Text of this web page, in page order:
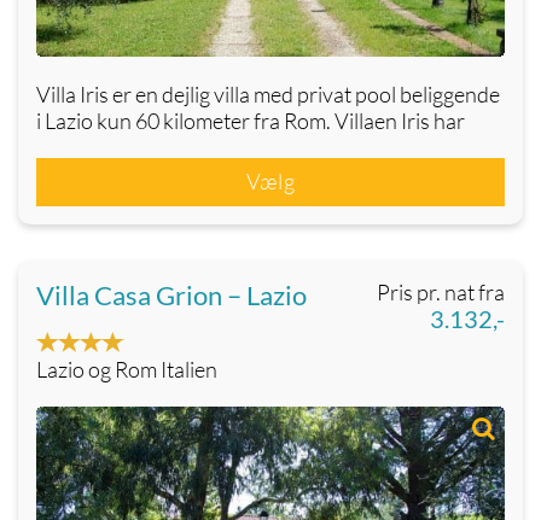
Villa Iris er en dejlig villa med privat pool beliggende
i Lazio kun 60 kilometer fra Rom. Villaen Iris har
Vælg
Pris pr. nat fra
3.132,-
Villa Casa Grion – Lazio
Lazio og Rom Italien